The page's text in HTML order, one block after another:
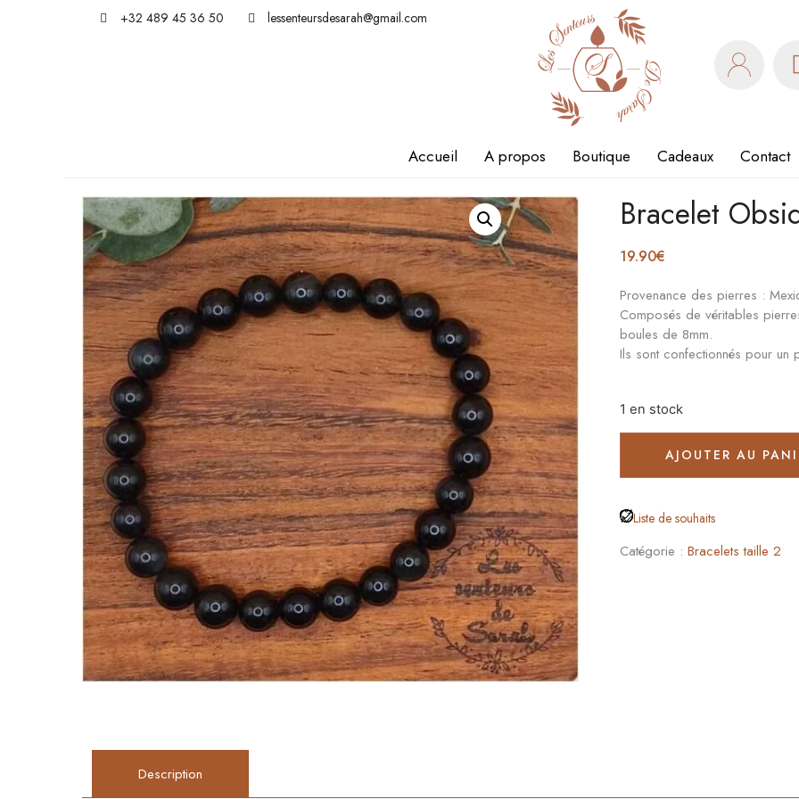
+32 489 45 36 50 lessenteursdesarah@gmail.com
Accueil A propos Boutique Cadeaux Contact
Bracelet
19.90€
Provenance des pierres :
Composés de véritables
boules de 8mm.
Ils sont confectionnés pour
1 en stock
AJOUTER AU
Liste de souhaits
Catégorie :Bracelets taille 2
Description